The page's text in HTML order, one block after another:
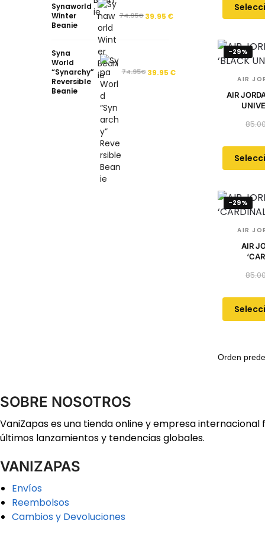
-29%
AIR
AIR
-29%
AIR
AIR
Synaworld
Winter
Beanie
74.95€ 39.95 €
Syna
World
“Synarchy”
Reversible
Beanie
74.95€ 39.95 €
SOBRE NOSOTROS
VaniZapas es una tienda online y empresa
últimos lanzamientos y tendencias globales.
VANIZAPAS
Envíos
Reembolsos
Cambios y Devoluciones